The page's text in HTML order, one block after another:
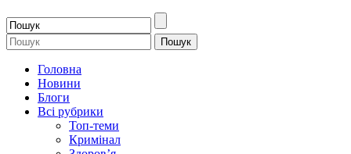
Головна
Новини
Блоги
Всі рубрики
Топ-теми
Кримінал